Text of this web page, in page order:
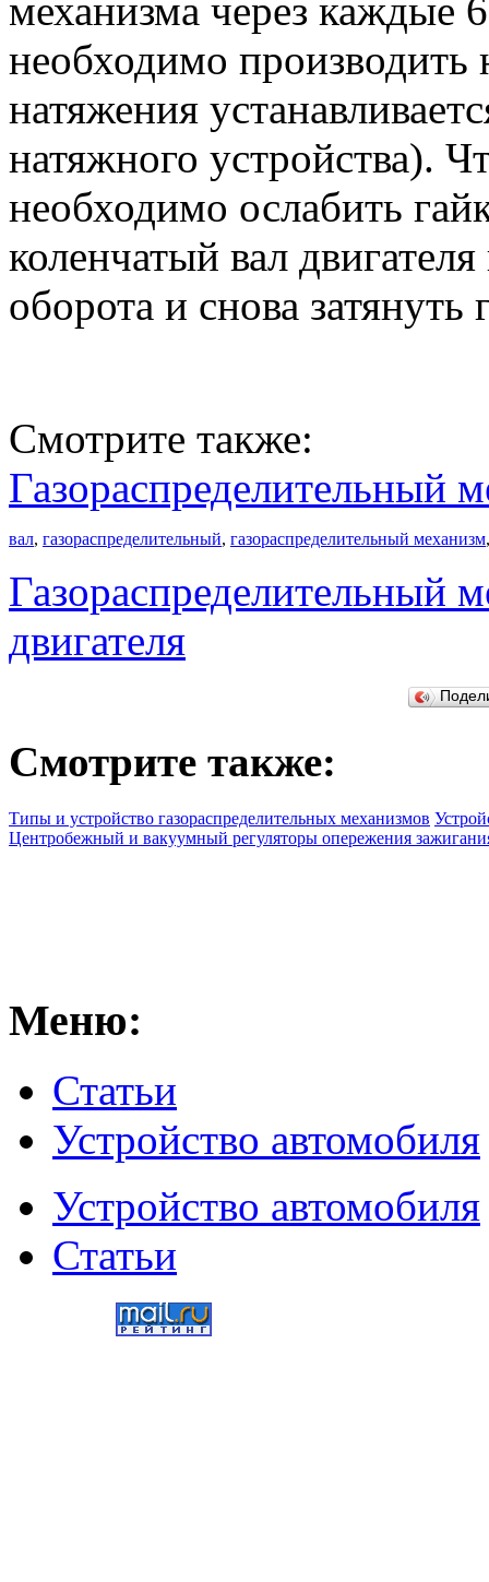
механизма через каждые
необходимо производить
натяжения
натяжного устройства).
необходимо ослабить
коленчатый вал
оборота и снова затянуть
Смотрите также:
Газораспределительный
вал, газораспределительный, газораспределительный механизм
Газораспределительный
двигателя
Смотрите также:
Типы и устройство газораспределительных механизмов
Центробежный и вакуумный регуляторы опережения
Меню:
Статьи
Устройство автомобиля
Устройство автомобиля
Статьи